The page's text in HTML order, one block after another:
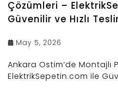
Çözümleri –
Güvenilir ve Hızlı
May 5, 2026
Ankara Ostim’de Montajlı
ElektrikSepetin.com ile